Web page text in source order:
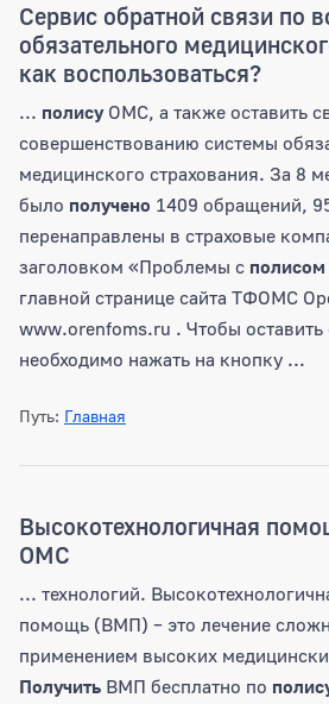
Сервис обратной связи по
обязательного
как воспользоваться?
... полисуОМС, а также оставить
совершенствованию системы
медицинского страхования. За 8
было получено 1409 обращений,
перенаправлены в страховые
заголовком «Проблемы с полисом
главной странице сайта ТФОМС
www.orenfoms.ru . Чтобы
необходимо нажать на кнопку ...
Путь: Главная
Высокотехнологичная
ОМС
... технологий.
помощь (ВМП) – это лечение
применением высоких
Получить ВМП бесплатно по